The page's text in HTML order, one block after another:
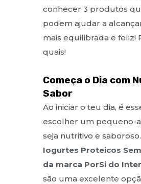
conhecer 3 produtos
podem ajudar a
mais equilibrada e feliz!
quais!
Começa o Dia com
Sabor
Ao iniciar o teu dia, é
escolher um pequeno-
seja nutritivo e
Iogurtes Proteicos
da marca PorSi do
são uma excelente